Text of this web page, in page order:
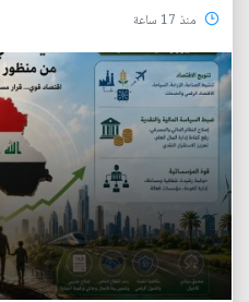
منذ 17 ساعة